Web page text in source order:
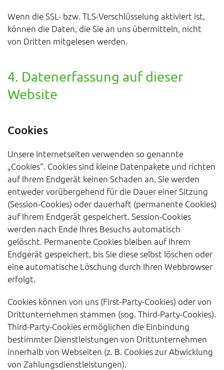
Wenn die SSL- bzw. TLS-Verschlüsselung aktiviert ist,
können die Daten, die Sie an uns übermitteln, nicht
von Dritten mitgelesen werden.
4. Datenerfassung auf dieser
Website
Cookies
Unsere Internetseiten verwenden so genannte
„Cookies“. Cookies sind kleine Datenpakete und richten
auf Ihrem Endgerät keinen Schaden an. Sie werden
entweder vorübergehend für die Dauer einer Sitzung
(Session-Cookies) oder dauerhaft (permanente Cookies)
auf Ihrem Endgerät gespeichert. Session-Cookies
werden nach Ende Ihres Besuchs automatisch
gelöscht. Permanente Cookies bleiben auf Ihrem
Endgerät gespeichert, bis Sie diese selbst löschen oder
eine automatische Löschung durch Ihren Webbrowser
erfolgt.
Cookies können von uns (First-Party-Cookies) oder von
Drittunternehmen stammen (sog. Third-Party-Cookies).
Third-Party-Cookies ermöglichen die Einbindung
bestimmter Dienstleistungen von Drittunternehmen
innerhalb von Webseiten (z. B. Cookies zur Abwicklung
von Zahlungsdienstleistungen).